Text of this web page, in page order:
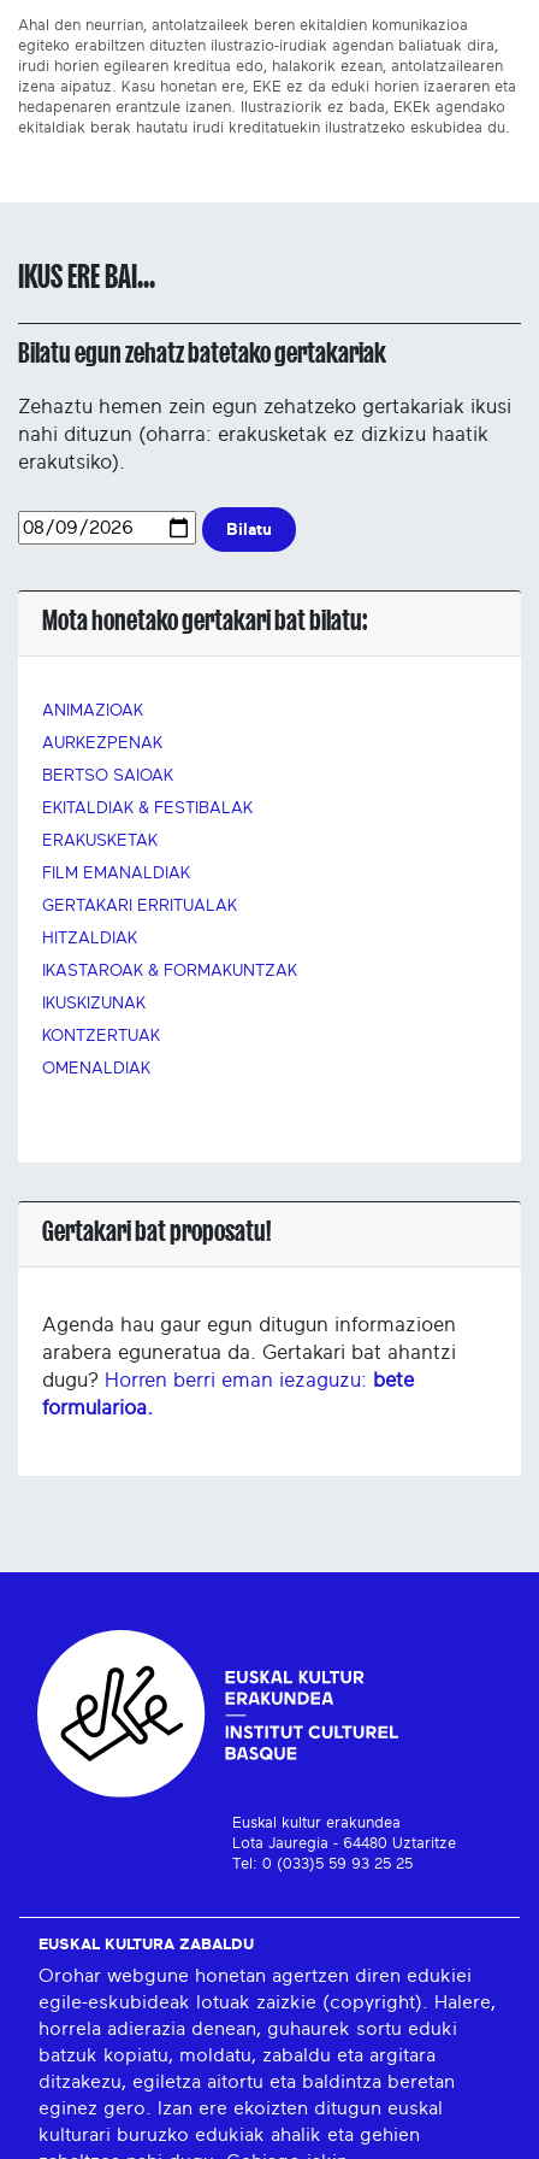
Ahal den neurrian, antolatzaileek beren ekitaldien komunikazioa
egiteko erabiltzen dituzten ilustrazio-irudiak agendan baliatuak dira,
irudi horien egilearen kreditua edo, halakorik ezean, antolatzailearen
izena aipatuz. Kasu honetan ere, EKE ez da eduki horien izaeraren eta
hedapenaren erantzule izanen. Ilustraziorik ez bada, EKEk agendako
ekitaldiak berak hautatu irudi kreditatuekin ilustratzeko eskubidea du.
IKUS ERE BAI...
Bilatu egun zehatz batetako gertakariak
Zehaztu hemen zein egun zehatzeko gertakariak ikusi
nahi dituzun (oharra: erakusketak ez dizkizu haatik
erakutsiko).
Bilatu
Mota honetako gertakari bat bilatu:
ANIMAZIOAK
AURKEZPENAK
BERTSO SAIOAK
EKITALDIAK & FESTIBALAK
ERAKUSKETAK
FILM EMANALDIAK
GERTAKARI ERRITUALAK
HITZALDIAK
IKASTAROAK & FORMAKUNTZAK
IKUSKIZUNAK
KONTZERTUAK
OMENALDIAK
Gertakari bat proposatu!
Agenda hau gaur egun ditugun informazioen
arabera eguneratua da. Gertakari bat ahantzi
dugu? Horren berri eman iezaguzu: bete
formularioa.
Euskal kultur erakundea
Lota Jauregia - 64480 Uztaritze
Tel: 0 (033)5 59 93 25 25
EUSKAL KULTURA ZABALDU
Orohar webgune honetan agertzen diren edukiei
egile-eskubideak lotuak zaizkie (copyright). Halere,
horrela adierazia denean, guhaurek sortu eduki
batzuk kopiatu, moldatu, zabaldu eta argitara
ditzakezu, egiletza aitortu eta baldintza beretan
eginez gero. Izan ere ekoizten ditugun euskal
kulturari buruzko edukiak ahalik eta gehien